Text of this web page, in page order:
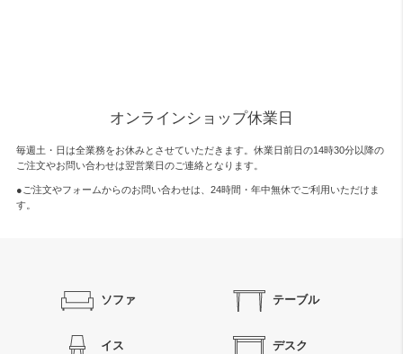
オンラインショップ休業日
毎週土・日は全業務をお休みとさせていただきます。休業日前日の14時30分以降の
ご注文やお問い合わせは翌営業日のご連絡となります。
●ご注文やフォームからのお問い合わせは、 24時間・年中無休でご利用いただけま
す。
ソファ テーブル
イス デスク